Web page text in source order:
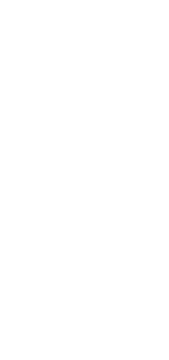
művel a koronavírus az
sokkoló eredményeket hoztak.